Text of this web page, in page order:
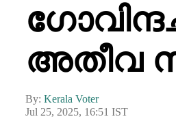
അതീവ
By: Kerala Voter
Jul 25, 2025, 16:51 IST